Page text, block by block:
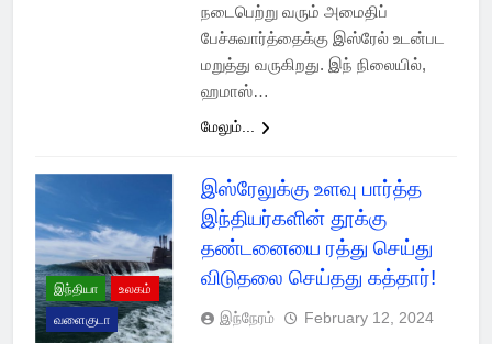
நடைபெற்று வரும் அமைதிப்
பேச்சுவார்த்தைக்கு இஸ்ரேல் உடன்பட
மறுத்து வருகிறது. இந் நிலையில்,
ஹமாஸ்…
மேலும்...
இந்தியா
உலகம்
வளைகுடா
இஸ்ரேலுக்கு உளவு பார்த்த
இந்தியர்களின் தூக்கு
தண்டனையை ரத்து செய்து
விடுதலை செய்தது கத்தார்!
இந்நேரம் February 12, 2024